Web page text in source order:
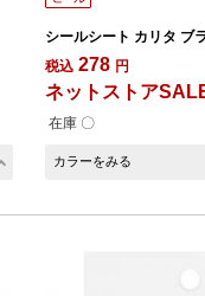
シールシート カリタ ブ
税込 278 円
ネットストア
在庫 〇
カラーをみる